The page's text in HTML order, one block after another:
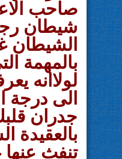
صاحب
شيطان
الشيطان
بالمهمة
لولاانه
الى درجة
جدران
بالعقيدة
تنفث